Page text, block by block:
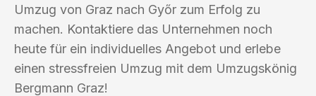
Umzug von Graz nach Győr zum Erfolg zu
machen. Kontaktiere das Unternehmen noch
heute für ein individuelles Angebot und erlebe
einen stressfreien Umzug mit dem Umzugskönig
Bergmann Graz!